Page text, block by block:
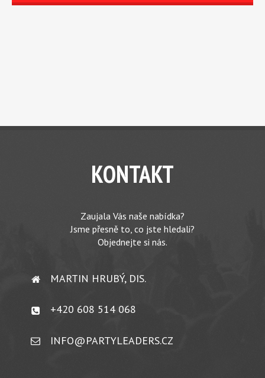
KONTAKT
Zaujala Vás naše nabídka?
Jsme přesně to, co jste hledali?
Objednejte si nás.
MARTIN HRUBÝ, DIS.
+420 608 514 068
INFO@PARTYLEADERS.CZ